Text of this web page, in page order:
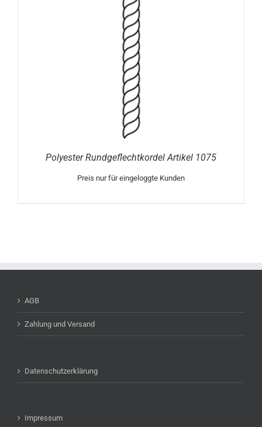
Polyester Rundgeflechtkordel Artikel 1075
Preis nur für eingeloggte Kunden
AGB
Zahlung und Versand
Datenschutzerklärung
Impressum